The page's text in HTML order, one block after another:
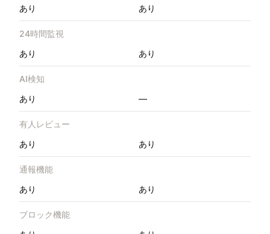
あり
あり
24時間監視
あり
あり
AI検知
あり
—
有人レビュー
あり
あり
通報機能
あり
あり
ブロック機能